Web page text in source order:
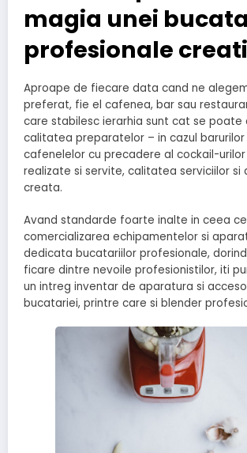
magia unei
profesionale
Aproape de fiecare data cand ne
preferat, fie el cafenea, bar sau
care stabilesc ierarhia sunt cat se poate
calitatea preparatelor – in cazul barurilor
cafenelelor cu precadere al cockail-
realizate si servite, calitatea serviciilor si
creata.
Avand standarde foarte inalte in ceea
comercializarea echipamentelor si
dedicata bucatariilor profesionale,
ficare dintre nevoile profesionistilor, iti
un intreg inventar de aparatura si
bucatariei, printre care si blender